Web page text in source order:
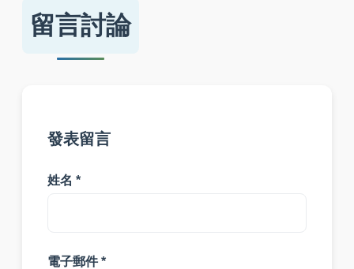
留言討論
發表留言
姓名 *
電子郵件 *